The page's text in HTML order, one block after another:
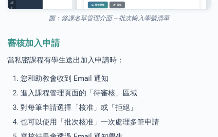
圖：修課名單管理介面 -- 批次輸入學號清單
審核加入申請
當私密課程有學生送出加入申請時：
您和助教會收到 Email 通知
進入課程管理頁面的「待審核」區域
對每筆申請選擇「核准」或「拒絕」
也可以使用「批次核准」一次處理多筆申請